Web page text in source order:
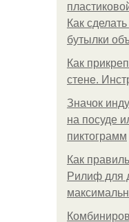
Как
бутылки
Как
стене.
Значок
на посуде
пиктограмм
Как
Рилиф для